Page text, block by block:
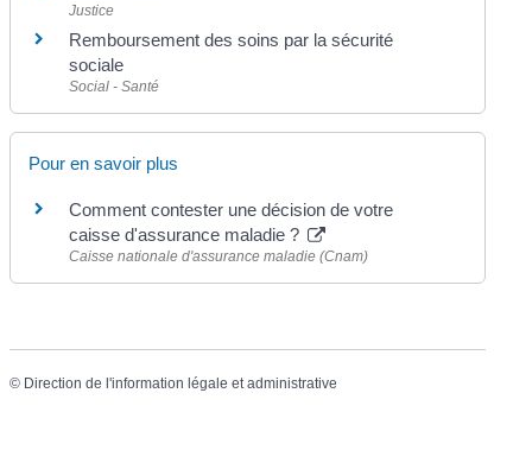
Justice
Remboursement des soins par la sécurité
sociale
Social - Santé
Pour en savoir plus
Comment contester une décision de votre
caisse d'assurance maladie ?
Caisse nationale d'assurance maladie (Cnam)
© Direction de l'information légale et administrative